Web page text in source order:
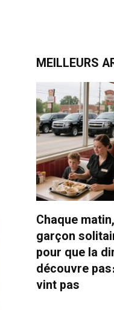
MEILLEURS
Chaque
garçon
pour que la
découvre
vint pas